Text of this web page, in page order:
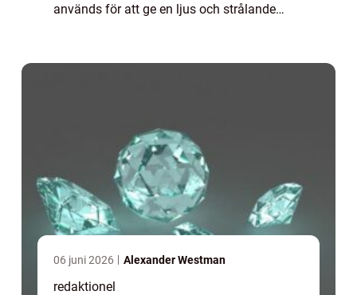
används för att ge en ljus och strålande
06 juni 2026 Alexander Westman
redaktionel